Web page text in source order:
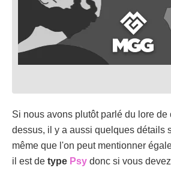
Si nous avons plutôt parlé du lore de
dessus, il y a aussi quelques détails
même que l'on peut mentionner
il est de type Psy donc si vous